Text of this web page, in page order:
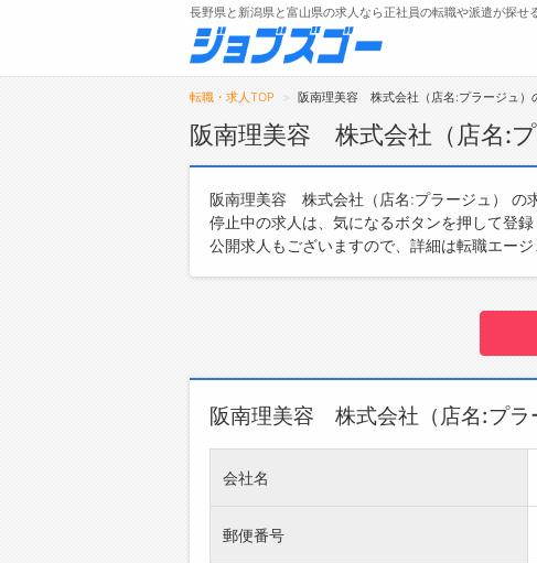
トップ
長野県と新潟県と富山県の求人なら正社員の転職や派遣が探せ
転職・求人TOP 阪南理美容 株式会社（店名:プラージュ）
阪南理美容 株式会社（店名:
阪南理美容 株式会社（店名:プラージュ） の
停止中の求人は、気になるボタンを押して登
公開求人もございますので、詳細は転職エー
阪南理美容 株式会社（店名:プラ
会社名
郵便番号